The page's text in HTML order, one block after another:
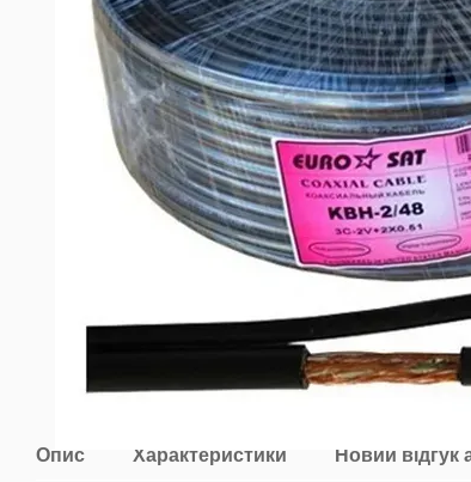
Опис Характеристики Новий відгук